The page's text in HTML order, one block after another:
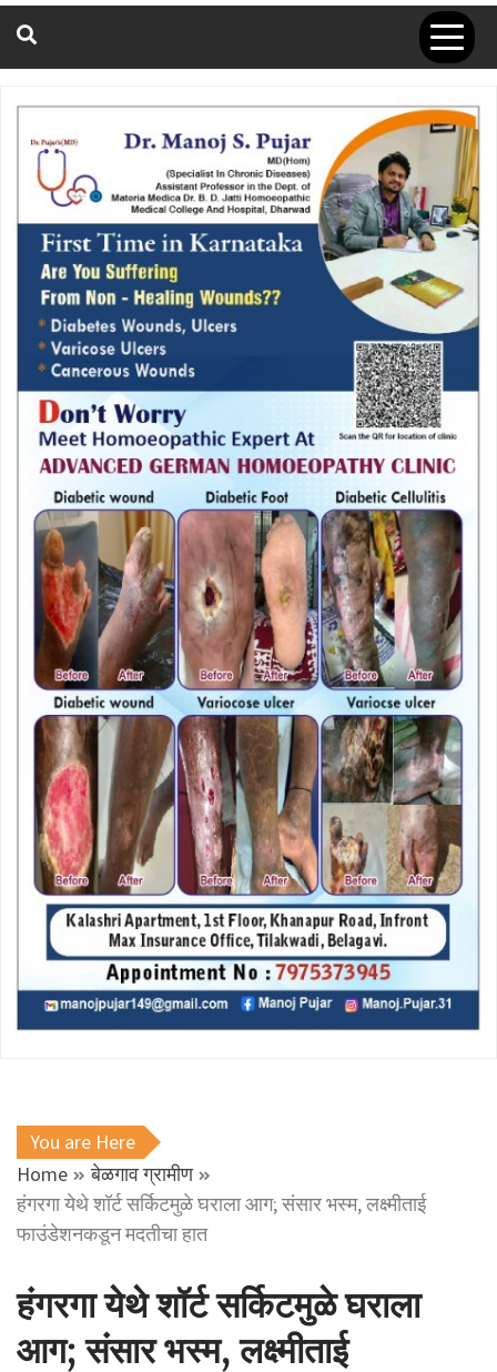
You are Here
Home
बेळगाव ग्रामीण
हंगरगा येथे शॉर्ट सर्किटमुळे घराला आग; संसार भस्म, लक्ष्मीताई
फाउंडेशनकडून मदतीचा हात
हंगरगा येथे शॉर्ट सर्किटमुळे घराला
आग; संसार भस्म, लक्ष्मीताई